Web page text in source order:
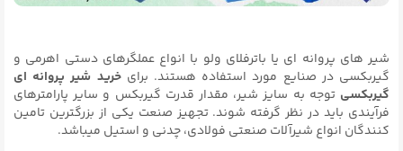
شیر های پروانه ای یا باترفلای ولو با انواع عملگرهای دستی اهرمی و
گیربکسی در صنایع مورد استفاده هستند. برایخرید شیر پروانه ای
گیربکسی توجه به سایز شیر، مقدار قدرت گیربکس و سایر پارامترهای
فرآیندی باید در نظر گرفته شوند. تجهیز صنعت یکی از بزرگترین تامین
کنندگان انواع شیرآلات صنعتی فولادی، چدنی و استیل میباشد.